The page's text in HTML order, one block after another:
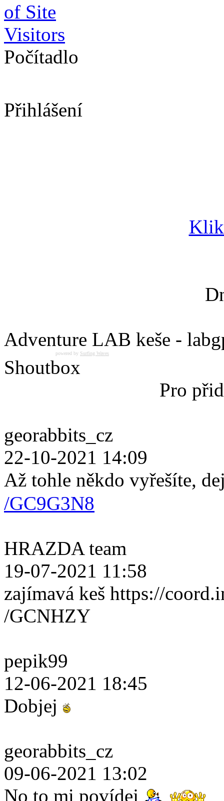
Počítadlo
Přihlášení
Adventure LAB keše -
powered by Surfing Waves
Shoutbox
Pro
georabbits_cz
22-10-2021 14:09
Až tohle někdo vyřešíte,
/GC9G3N8
HRAZDA team
19-07-2021 11:58
zajímavá keš https://
/GCNHZY
pepik99
12-06-2021 18:45
Dobjej
georabbits_cz
09-06-2021 13:02
No to mi povídej